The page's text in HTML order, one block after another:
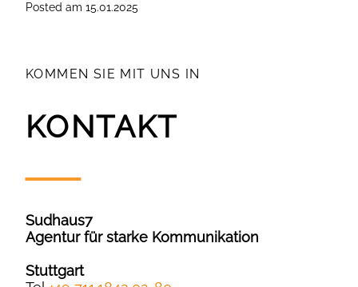
Posted am 15.01.2025
KOMMEN SIE MIT UNS IN
KONTAKT
Sudhaus7
Agentur für starke Kommunikation
Stuttgart